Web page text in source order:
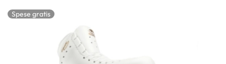
Spese gratis